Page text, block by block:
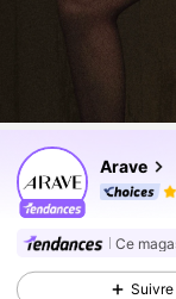
Arave
Ce
Suivre